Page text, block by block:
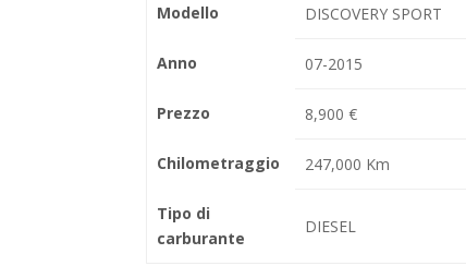
Modello DISCOVERY SPORT
Anno 07-2015
Prezzo 8,900 €
Chilometraggio 247,000 Km
Tipo di
carburante
DIESEL